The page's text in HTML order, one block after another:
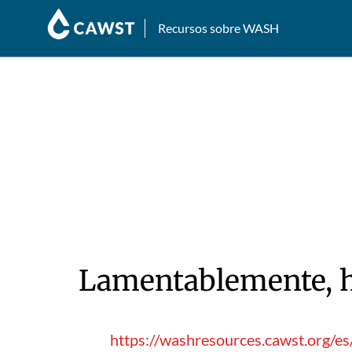
Recursos sobre WASH
Lamentablemente,
https://washresources.cawst.org/